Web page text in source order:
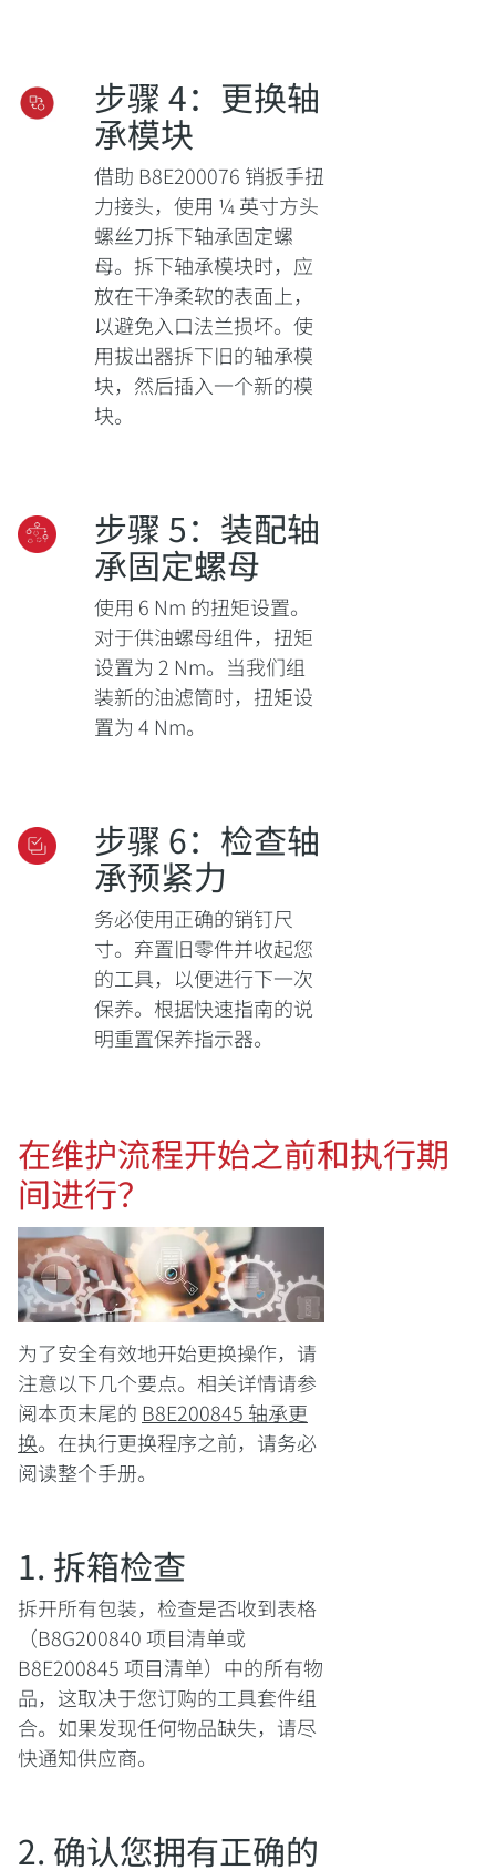
步骤 4：更换轴
承模块
借助 B8E200076 销扳手扭
力接头，使用 ¼ 英寸方头
螺丝刀拆下轴承固定螺
母。拆下轴承模块时，应
放在干净柔软的表面上，
以避免入口法兰损坏。使
用拔出器拆下旧的轴承模
块，然后插入一个新的模
块。
步骤 5：装配轴
承固定螺母
使用 6 Nm 的扭矩设置。
对于供油螺母组件，扭矩
设置为 2 Nm。当我们组
装新的油滤筒时，扭矩设
置为 4 Nm。
步骤 6：检查轴
承预紧力
务必使用正确的销钉尺
寸。弃置旧零件并收起您
的工具，以便进行下一次
保养。根据快速指南的说
明重置保养指示器。
在维护流程开始之前和执行期
间进行？
为了安全有效地开始更换操作，请
注意以下几个要点。相关详情请参
阅本页末尾的 B8E200845 轴承更
换。在执行更换程序之前，请务必
阅读整个手册。
1. 拆箱检查
拆开所有包装，检查是否收到表格
（B8G200840 项目清单或
B8E200845 项目清单）中的所有物
品，这取决于您订购的工具套件组
合。如果发现任何物品缺失，请尽
快通知供应商。
2. 确认您拥有正确的